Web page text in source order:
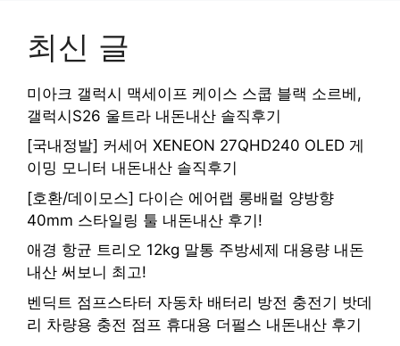
최신 글
미아크 갤럭시 맥세이프 케이스 스쿱 블랙 소르베,
갤럭시S26 울트라 내돈내산 솔직후기
[국내정발] 커세어 XENEON 27QHD240 OLED 게
이밍 모니터 내돈내산 솔직후기
[호환/데이모스] 다이슨 에어랩 롱배럴 양방향
40mm 스타일링 툴 내돈내산 후기!
애경 항균 트리오 12kg 말통 주방세제 대용량 내돈
내산 써보니 최고!
벤딕트 점프스타터 자동차 배터리 방전 충전기 밧데
리 차량용 충전 점프 휴대용 더펄스 내돈내산 후기